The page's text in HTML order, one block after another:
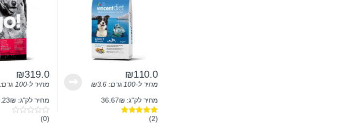
₪110.0
מחיר ל-100 גרם: ₪3.6
מחיר לק"ג: 36.67₪
דורג(2)
₪319.0
מחיר ל-100 גרם:
מחיר לק"ג: 28.23₪
0
(0)